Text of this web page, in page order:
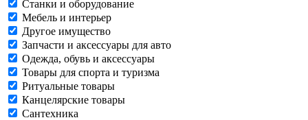
Станки и оборудование
Мебель и интерьер
Другое имущество
Запчасти и аксессуары для авто
Одежда, обувь и аксессуары
Товары для спорта и туризма
Ритуальные товары
Канцелярские товары
Сантехника